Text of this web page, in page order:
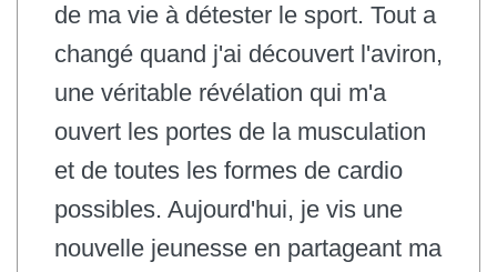
de ma vie à détester le sport. Tout a
changé quand j'ai découvert l'aviron,
une véritable révélation qui m'a
ouvert les portes de la musculation
et de toutes les formes de cardio
possibles. Aujourd'hui, je vis une
nouvelle jeunesse en partageant ma